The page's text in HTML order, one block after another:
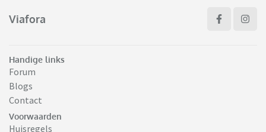
Viafora
Handige links
Forum
Blogs
Contact
Voorwaarden
Huisregels